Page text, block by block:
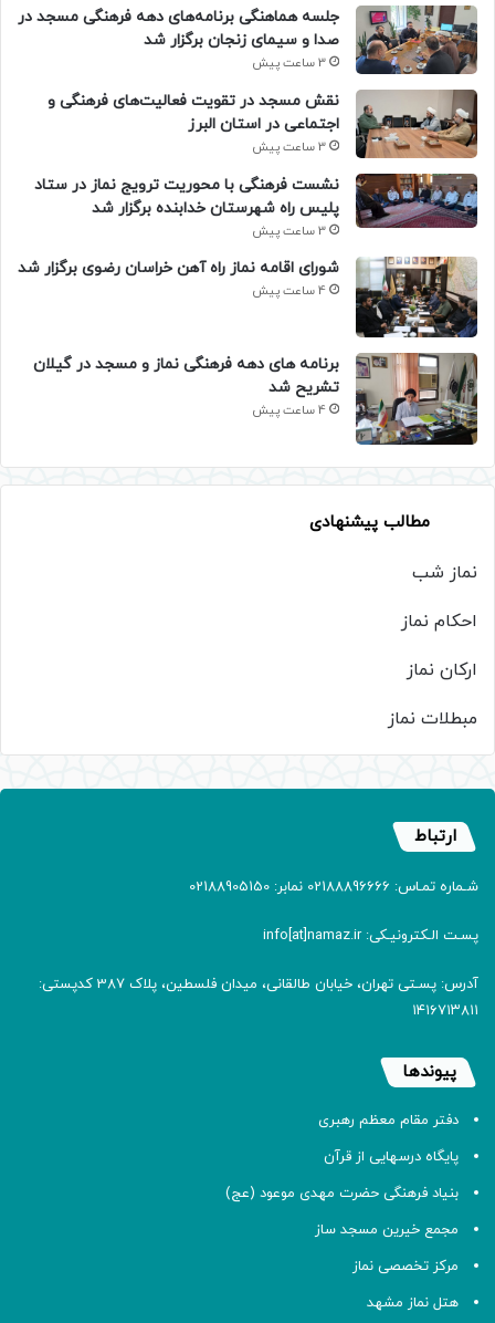
جلسه هماهنگی برنامه‌های دهه فرهنگی مسجد در
صدا و سیمای زنجان برگزار شد
3 ساعت پیش
نقش مسجد در تقویت فعالیت‌های فرهنگی و
اجتماعی در استان البرز
3 ساعت پیش
نشست فرهنگی با محوریت ترویج نماز در ستاد
پلیس راه شهرستان خدابنده برگزار شد
3 ساعت پیش
شورای اقامه نماز راه آهن خراسان رضوی برگزار شد
4 ساعت پیش
برنامه های دهه فرهنگی نماز و مسجد در گیلان
تشریح شد
4 ساعت پیش
مطالب پیشنهادی
نماز شب
احکام نماز
ارکان نماز
مبطلات نماز
ارتباط
شـماره تمـاس: 02188896666 نمابر: 02188905150
پسـت الـکترونیـکی: info[at]namaz.ir
آدرس: پسـتی تهران، خیابان طالقانی، میدان فلسطین، پلاک 387 کدپستی:
۱۴۱۶۷۱۳۸۱۱
پیوندها
دفتر مقام معظم رهبری
پایگاه درسهایی از قرآن
بنیاد فرهنگی حضرت مهدی موعود (عج)
مجمع خیرین مسجد ساز
مرکز تخصصی نماز
هتل نماز مشهد